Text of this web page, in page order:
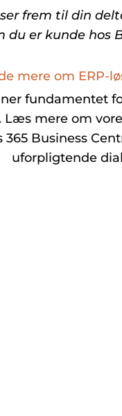
frem til din
du er kunde hos
mere om ERP-
fundamentet
mere om
Business
uforpligtende